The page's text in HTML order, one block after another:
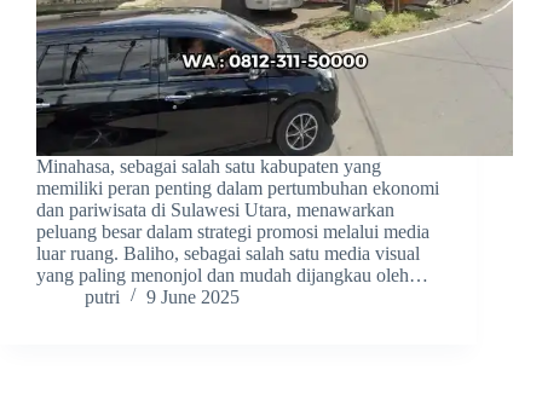
Minahasa, sebagai salah satu kabupaten yang
memiliki peran penting dalam pertumbuhan ekonomi
dan pariwisata di Sulawesi Utara, menawarkan
peluang besar dalam strategi promosi melalui media
luar ruang. Baliho, sebagai salah satu media visual
yang paling menonjol dan mudah dijangkau oleh…
putri
9 June 2025